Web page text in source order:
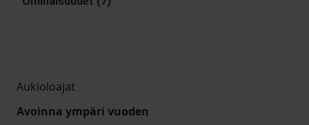
Aukioloajat
Avoinna ympäri vuoden